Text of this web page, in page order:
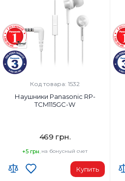
Код товара: 1532
Наушники Panasonic RP-
TCM115GC-W
469 грн.
+5 грн. на бонусный счет
Купить